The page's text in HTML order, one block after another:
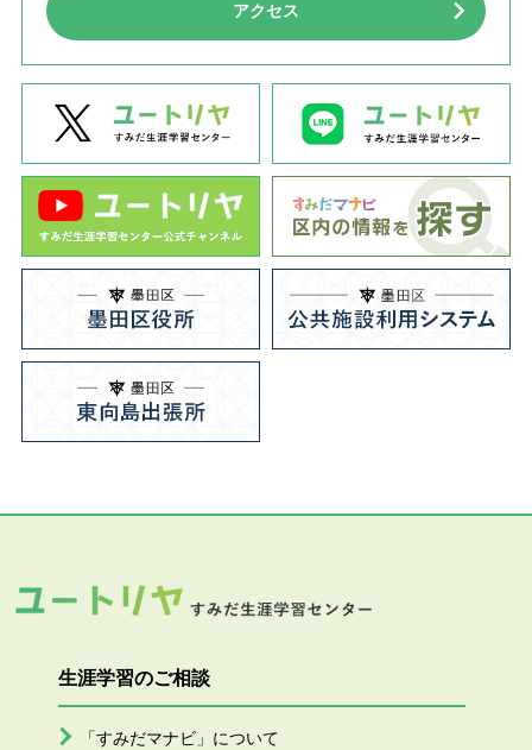
アクセス
生涯学習のご相談
「すみだマナビ」について